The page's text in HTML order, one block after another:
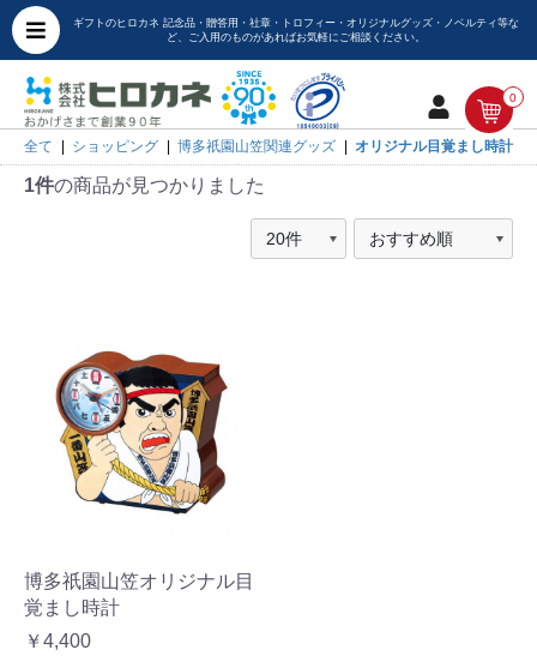
ギフトのヒロカネ 記念品・贈答用・社章・トロフィー・オリジナルグッズ・ノベルティ等な
ど、ご入用のものがあればお気軽にご相談ください。
0
全て ショッピング 博多祇園山笠関連グッズ オリジナル目覚まし時計
1件の商品が見つかりました
博多祇園山笠オリジナル目
覚まし時計
￥4,400